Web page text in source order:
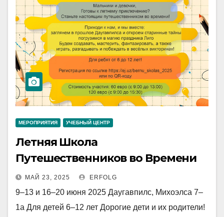
МЕРОПРИЯТИЯ УЧЕБНЫЙ ЦЕНТР
Летняя Школа
Путешественников во Времени
МАЙ 23, 2025 ERFOLG
9–13 и 16–20 июня 2025 Даугавпилс, Михоэлса 7–
1а Для детей 6–12 лет Дорогие дети и их родители!